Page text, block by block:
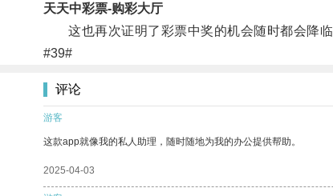
天天中彩票-购彩大厅
这也再次证明了彩票中奖的机会随时都会降临
#39#
评论
游客
这款app就像我的私人助理，随时随地为我的办公提供帮助。
2025-04-03